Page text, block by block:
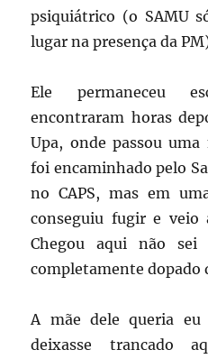
psiquiátrico (o SAMU
lugar na presença da
Ele permaneceu
encontraram horas
Upa, onde passou
foi encaminhado pelo
no CAPS, mas em
conseguiu fugir e veio
Chegou aqui não sei
completamente dopado
A mãe dele queria
deixasse trancado